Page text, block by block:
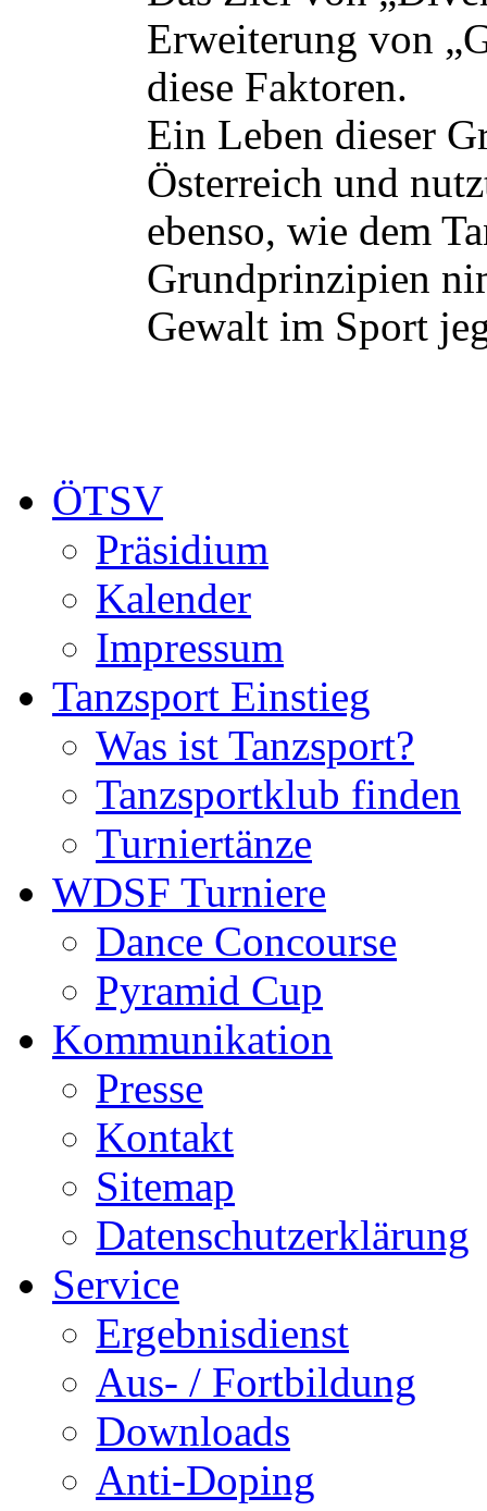
Erweiterung von
diese Faktoren.
Ein Leben dieser
Österreich und
ebenso, wie dem
Grundprinzipien
Gewalt im Sport
ÖTSV
Präsidium
Kalender
Impressum
Tanzsport Einstieg
Was ist Tanzsport?
Tanzsportklub finden
Turniertänze
WDSF Turniere
Dance Concourse
Pyramid Cup
Kommunikation
Presse
Kontakt
Sitemap
Datenschutzerklärung
Service
Ergebnisdienst
Aus- / Fortbildung
Downloads
Anti-Doping